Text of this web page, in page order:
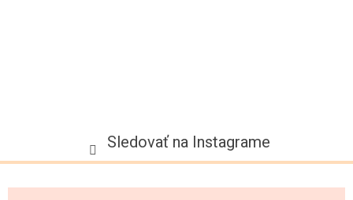
Sledovať na Instagrame